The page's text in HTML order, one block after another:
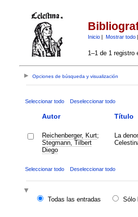
Inicio| Mostrar todo|
1–1 de 1 registro
Opciones de búsqueda y visualización
Seleccionar todo Deseleccionar todo
Autor Título
Reichenberger, Kurt;
Stegmann, Tilbert
Diego
La
Seleccionar todo Deseleccionar todo
Todas las entradas
Sólo